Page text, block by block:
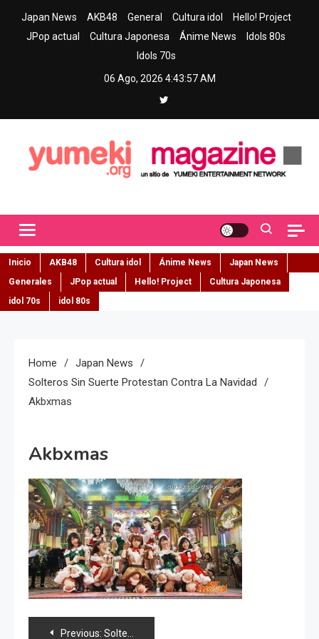
Japan News AKB48 General Cultura idol
Hello! Project
JPop actual
Cultura Japonesa Ánime News
Idols 80s
Idols 70s
06 Ago, 2026 4:43:58 AM
Inicio AKB48 Cultura idol Ánime News
Japan News
Generales
JPop actual Hello! Project
Cultura Japonesa
idol 70s
idol 80s
Home
Japan News
Solteros Sin Suerte Protestan Contra La Navidad
Akbxmas
Akbxmas
Navegación
Previous: Solteros sin suerte protestan contra la Navidad